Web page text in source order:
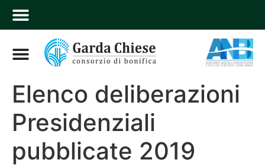
Elenco deliberazioni
Presidenziali
pubblicate 2019